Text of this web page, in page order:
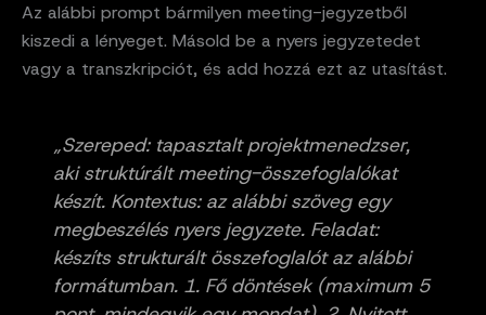
Az alábbi prompt bármilyen meeting-jegyzetből
kiszedi a lényeget. Másold be a nyers jegyzetedet
vagy a transzkripciót, és add hozzá ezt az utasítást.
„Szereped: tapasztalt projektmenedzser,
aki struktúrált meeting-összefoglalókat
készít. Kontextus: az alábbi szöveg egy
megbeszélés nyers jegyzete. Feladat:
készíts strukturált összefoglalót az alábbi
formátumban. 1. Fő döntések (maximum 5